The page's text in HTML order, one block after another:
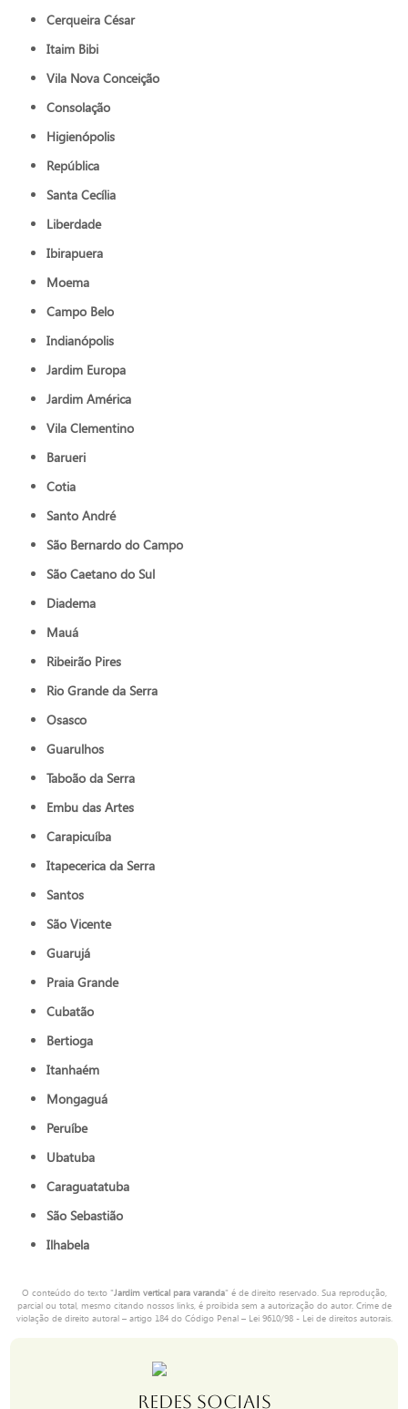
Cerqueira César
Itaim Bibi
Vila Nova Conceição
Consolação
Higienópolis
República
Santa Cecília
Liberdade
Ibirapuera
Moema
Campo Belo
Indianópolis
Jardim Europa
Jardim América
Vila Clementino
Barueri
Cotia
Santo André
São Bernardo do Campo
São Caetano do Sul
Diadema
Mauá
Ribeirão Pires
Rio Grande da Serra
Osasco
Guarulhos
Taboão da Serra
Embu das Artes
Carapicuíba
Itapecerica da Serra
Santos
São Vicente
Guarujá
Praia Grande
Cubatão
Bertioga
Itanhaém
Mongaguá
Peruíbe
Ubatuba
Caraguatatuba
São Sebastião
Ilhabela
O conteúdo do texto "Jardim vertical para varanda" é de direito reservado. Sua reprodução,
parcial ou total, mesmo citando nossos links, é proibida sem a autorização do autor. Crime de
violação de direito autoral – artigo 184 do Código Penal – Lei 9610/98 - Lei de direitos autorais.
REDES SOCIAIS